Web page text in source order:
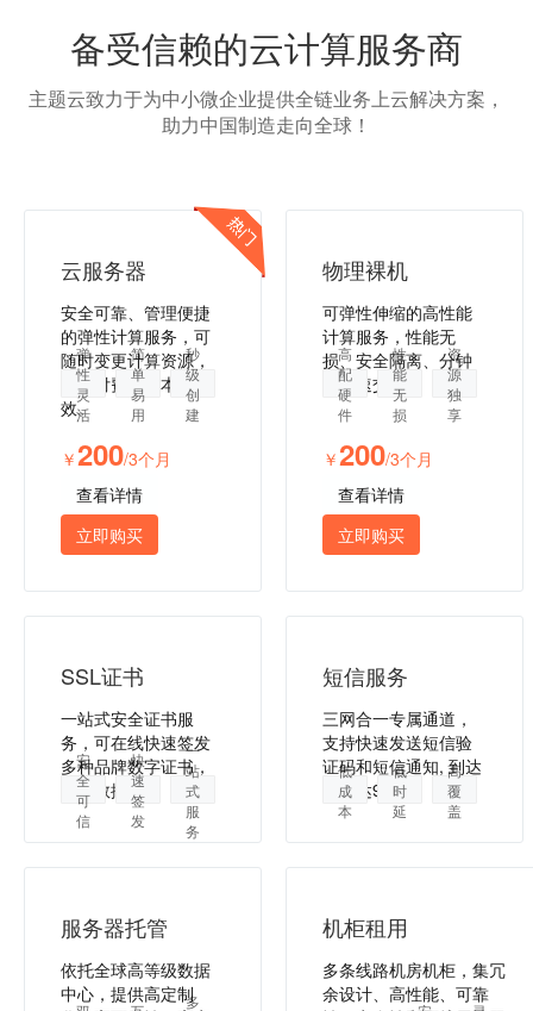
备受信赖的云计算服务商
主题云致力于为中小微企业提供全链业务上云解决方案，
助力中国制造走向全球！
云服务器
安全可靠、管理便捷
的弹性计算服务，可
随时变更计算资源，
按需付费，降本增
效。
弹
性
灵
活
简
单
易
用
秒
级
创
建
￥200/3个月
查看详情
立即购买
物理裸机
可弹性伸缩的高性能
计算服务，性能无
损、安全隔离、分钟
级极速交付。
高
配
硬
件
性
能
无
损
资
源
独
享
￥200/3个月
查看详情
立即购买
SSL证书
一站式安全证书服
务，可在线快速签发
多种品牌数字证书，
保障数据安全
安
全
可
信
快
速
签
发
一
站
式
服
务
短信服务
三网合一专属通道，
支持快速发送短信验
证码和短信通知, 到达
率高达99%。
低
成
本
低
时
延
高
覆
盖
服务器托管
依托全球高等级数据
中心，提供高定制多
机柜租用
多条线路机房机柜，集冗
余设计、高性能、可靠